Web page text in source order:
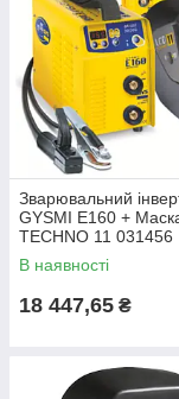
Зварювальний
GYSMI Е160 +
TECHNO 11 031456
В наявності
18 447,65 ₴